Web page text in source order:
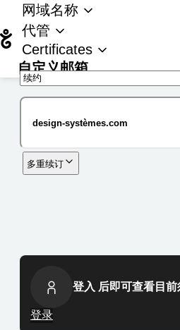
网域名称
代管
Certificates
自定义邮箱
多重续订
登入 后即可查看目前
登录